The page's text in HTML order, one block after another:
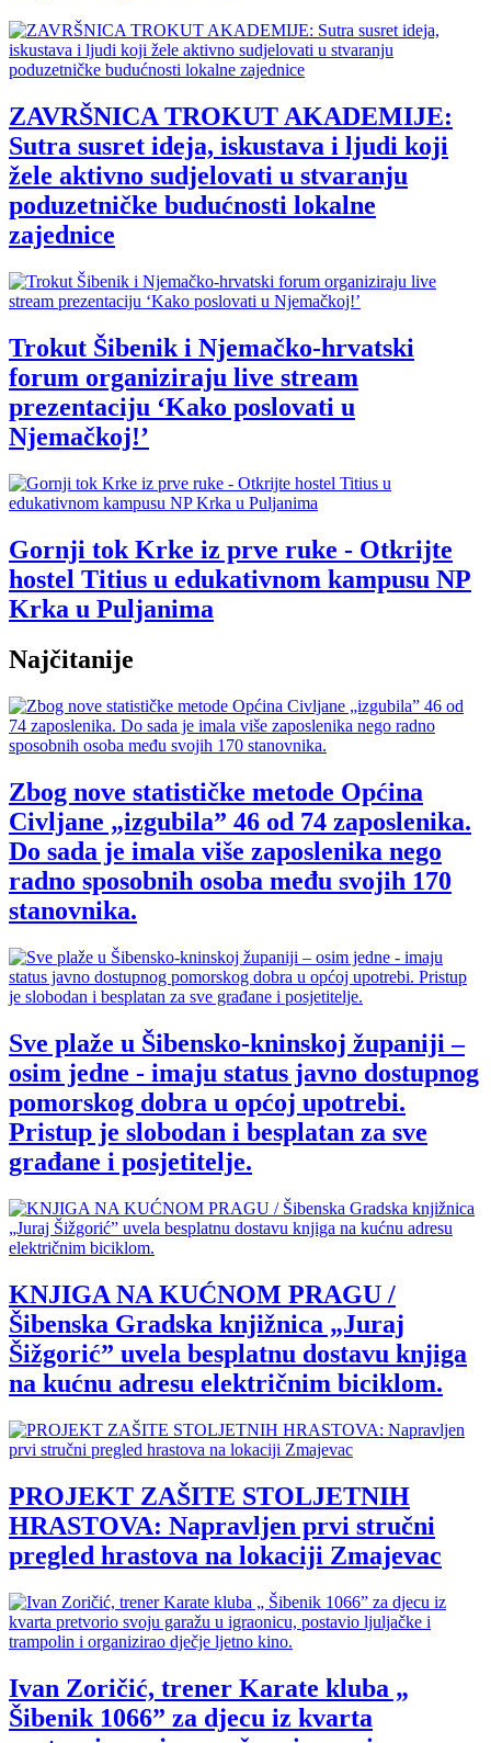
ZAVRŠNICA TROKUT AKADEMIJE:
Sutra susret ideja, iskustava i ljudi koji
žele aktivno sudjelovati u stvaranju
poduzetničke budućnosti lokalne
zajednice
Trokut Šibenik i Njemačko-hrvatski
forum organiziraju live stream
prezentaciju ‘Kako poslovati u
Njemačkoj!’
Gornji tok Krke iz prve ruke - Otkrijte
hostel Titius u edukativnom kampusu NP
Krka u Puljanima
Najčitanije
Zbog nove statističke metode Općina
Civljane „izgubila” 46 od 74 zaposlenika.
Do sada je imala više zaposlenika nego
radno sposobnih osoba među svojih 170
stanovnika.
Sve plaže u Šibensko-kninskoj županiji –
osim jedne - imaju status javno dostupnog
pomorskog dobra u općoj upotrebi.
Pristup je slobodan i besplatan za sve
građane i posjetitelje.
KNJIGA NA KUĆNOM PRAGU /
Šibenska Gradska knjižnica „Juraj
Šižgorić” uvela besplatnu dostavu knjiga
na kućnu adresu električnim biciklom.
PROJEKT ZAŠITE STOLJETNIH
HRASTOVA: Napravljen prvi stručni
pregled hrastova na lokaciji Zmajevac
Ivan Zoričić, trener Karate kluba „
Šibenik 1066” za djecu iz kvarta